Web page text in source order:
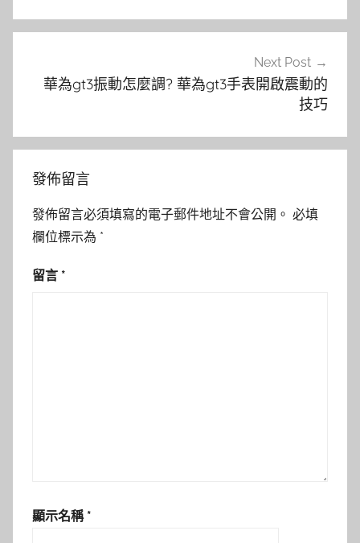
覽
Next Post
華為gt3振動怎麼調? 華為gt3手表開啟震動的
技巧
發佈留言
發佈留言必須填寫的電子郵件地址不會公開。 必填
欄位標示為 *
留言 *
顯示名稱 *